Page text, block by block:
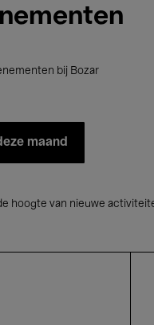
bij Bozar
maand
hoogte van nieuwe